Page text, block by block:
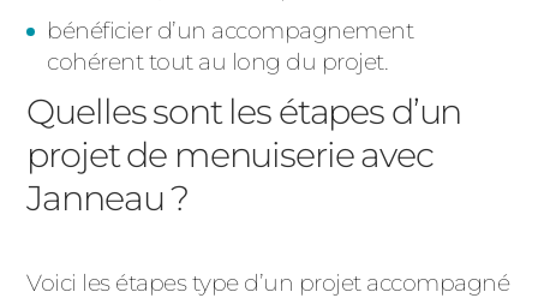
bénéficier d’un accompagnement
cohérent tout au long du projet.
Quelles sont les étapes d’un
projet de menuiserie avec
Janneau ?
Voici les étapes type d’un projet accompagné